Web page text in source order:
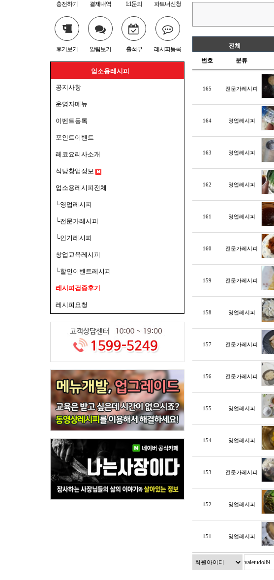
충전하기 결제내역 1:1문의 파트너신청
후기보기 알림보기 출석부 레시피등록
업소용레시피
공지사항
운영자메뉴
이벤트등록
포인트이벤트
레코요리사소개
식당창업정보
업소용레시피전체
└영업레시피
└전문가레시피
└인기레시피
창업교육레시피
└할인이벤트레시피
레시피검증후기
레시피요청
전체
번호 분류
165 전문가레시피
164 영업레시피
163 영업레시피
162 영업레시피
161 영업레시피
160 전문가레시피
159 전문가레시피
158 영업레시피
157 전문가레시피
156 전문가레시피
155 영업레시피
154 영업레시피
153 전문가레시피
152 영업레시피
151 영업레시피